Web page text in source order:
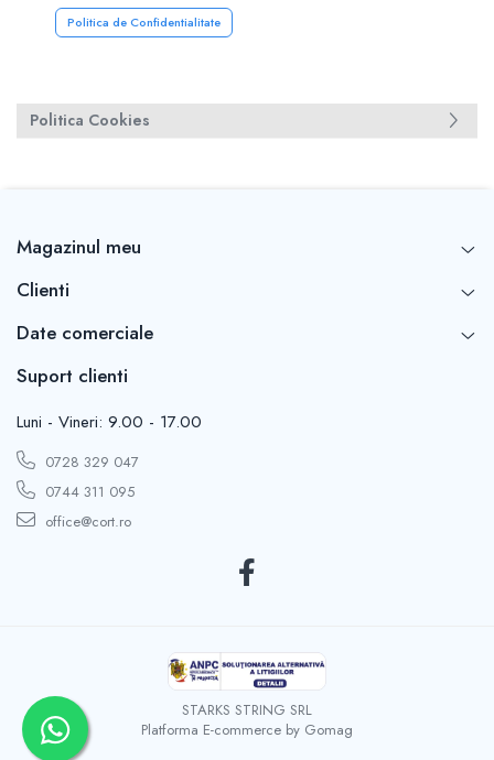
Politica de Confidentialitate
Politica Cookies
Magazinul meu
Clienti
Date comerciale
Suport clienti
Luni - Vineri: 9.00 - 17.00
0728 329 047
0744 311 095
office@cort.ro
STARKS STRING SRL
Platforma E-commerce by Gomag